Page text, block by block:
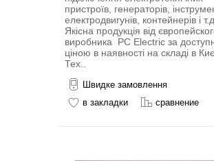
пристроїв, генераторів,
електродвигунів, контейнерів і т.д.
Якісна продукція від
виробника PC Electric за
ціною в наявності на складі в
Тех..
Швидке замовлення
в закладки
сравнение